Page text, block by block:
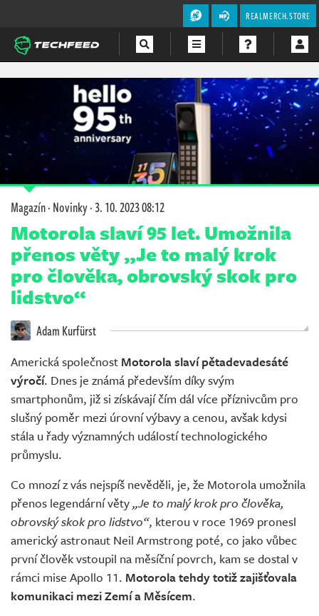
REALMERCH.STORE
Videa
Soutěže
Magazín·Novinky·3. 10. 2023 08:12
Motorola slaví 95 let. Umožnila
přenos věty „Je to malý krok
pro člověka, obrovský skok pro
lidstvo“
Adam Kurfürst
Americká společnost Motorola slaví pětadevadesáté
výročí. Dnes je známá především díky svým
smartphonům, již si získávají čím dál více příznivcům pro
slušný poměr mezi úrovní výbavy a cenou, avšak kdysi
stála u řady významných událostí technologického
průmyslu.
Co mnozí z vás nejspíš nevěděli, je, že Motorola umožnila
přenos legendární věty„Je to malý krok pro člověka,
obrovský skok pro lidstvo“, kterou v roce 1969 pronesl
americký astronaut Neil Armstrong poté, co jako vůbec
první člověk vstoupil na měsíční povrch, kam se dostal v
rámci mise Apollo 11. Motorola tehdy totiž zajišťovala
komunikaci mezi Zemí a Měsícem.